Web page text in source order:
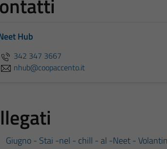
Hub
342 347 3667
nhub@coopaccento.it
Giugno - Stai -nel - chill - al -Neet -